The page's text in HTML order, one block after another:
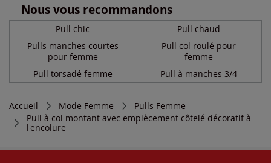
Nous vous recommandons
Pull chic
Pulls manches courtes
pour femme
Pull chaud
Pull col roulé pour
femme
Pull torsadé femme
Pull à manches 3/4
Accueil Mode Femme
Pulls Femme
Pull à col montant avec empiècement côtelé décoratif à
l'encolure